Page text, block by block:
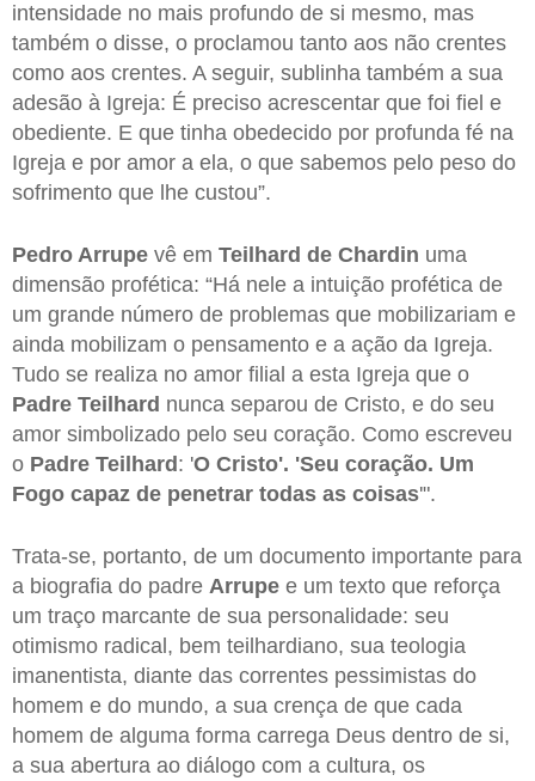
intensidade no mais profundo de si mesmo, mas
também o disse, o proclamou tanto aos não crentes
como aos crentes. A seguir, sublinha também a sua
adesão à Igreja: É preciso acrescentar que foi fiel e
obediente. E que tinha obedecido por profunda fé na
Igreja e por amor a ela, o que sabemos pelo peso do
sofrimento que lhe custou”.
Pedro Arrupe vê em Teilhard de Chardin uma
dimensão profética: “Há nele a intuição profética de
um grande número de problemas que mobilizariam e
ainda mobilizam o pensamento e a ação da Igreja.
Tudo se realiza no amor filial a esta Igreja que o
Padre Teilhard nunca separou de Cristo, e do seu
amor simbolizado pelo seu coração. Como escreveu
o Padre Teilhard: 'O Cristo'. 'Seu coração. Um
Fogo capaz de penetrar todas as coisas'".
Trata-se, portanto, de um documento importante para
a biografia do padre Arrupe e um texto que reforça
um traço marcante de sua personalidade: seu
otimismo radical, bem teilhardiano, sua teologia
imanentista, diante das correntes pessimistas do
homem e do mundo, a sua crença de que cada
homem de alguma forma carrega Deus dentro de si,
a sua abertura ao diálogo com a cultura, os